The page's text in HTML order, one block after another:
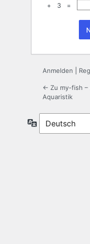
+ 3 =
Anmelden
← Zu my-fish –
Aquaristik
Sprache